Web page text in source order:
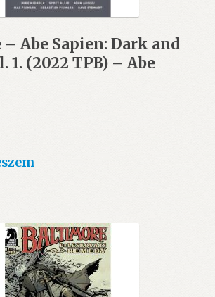
Abe Sapien: Dark and
1. (2022 TPB) – Abe